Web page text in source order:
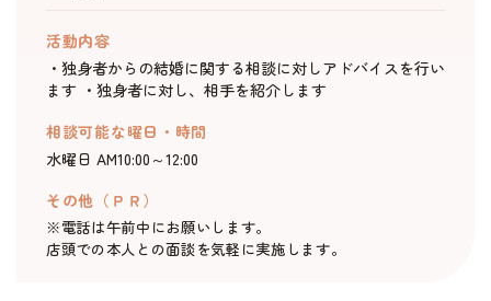
活動内容
・独身者からの結婚に関する相談に対しアドバイスを行い
ます ・独身者に対し、相手を紹介します
相談可能な曜日・時間
水曜日 AM10:00～12:00
その他（ＰＲ）
※電話は午前中にお願いします。
店頭での本人との面談を気軽に実施します。